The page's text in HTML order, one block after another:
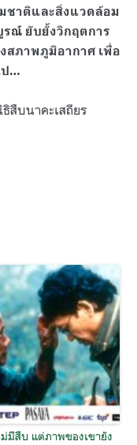
ชาติและสิ่งแวดล้อม
ณ์ ยับยั้งวิกฤตการ
ภาพภูมิอากาศ เพื่อ
ป…
สืบนาคะเสถียร
มีสืบ แต่ภาพของเขายัง